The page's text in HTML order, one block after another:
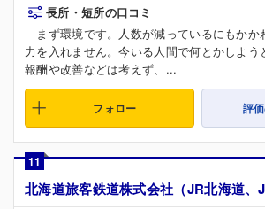
長所・短所の口コミ
まず環境です。人数が減っているにもかか
力を入れません。今いる人間で何とかしよう
報酬や改善などは考えず、...
フォロー 評
11
北海道旅客鉄道株式会社（JR北海道、